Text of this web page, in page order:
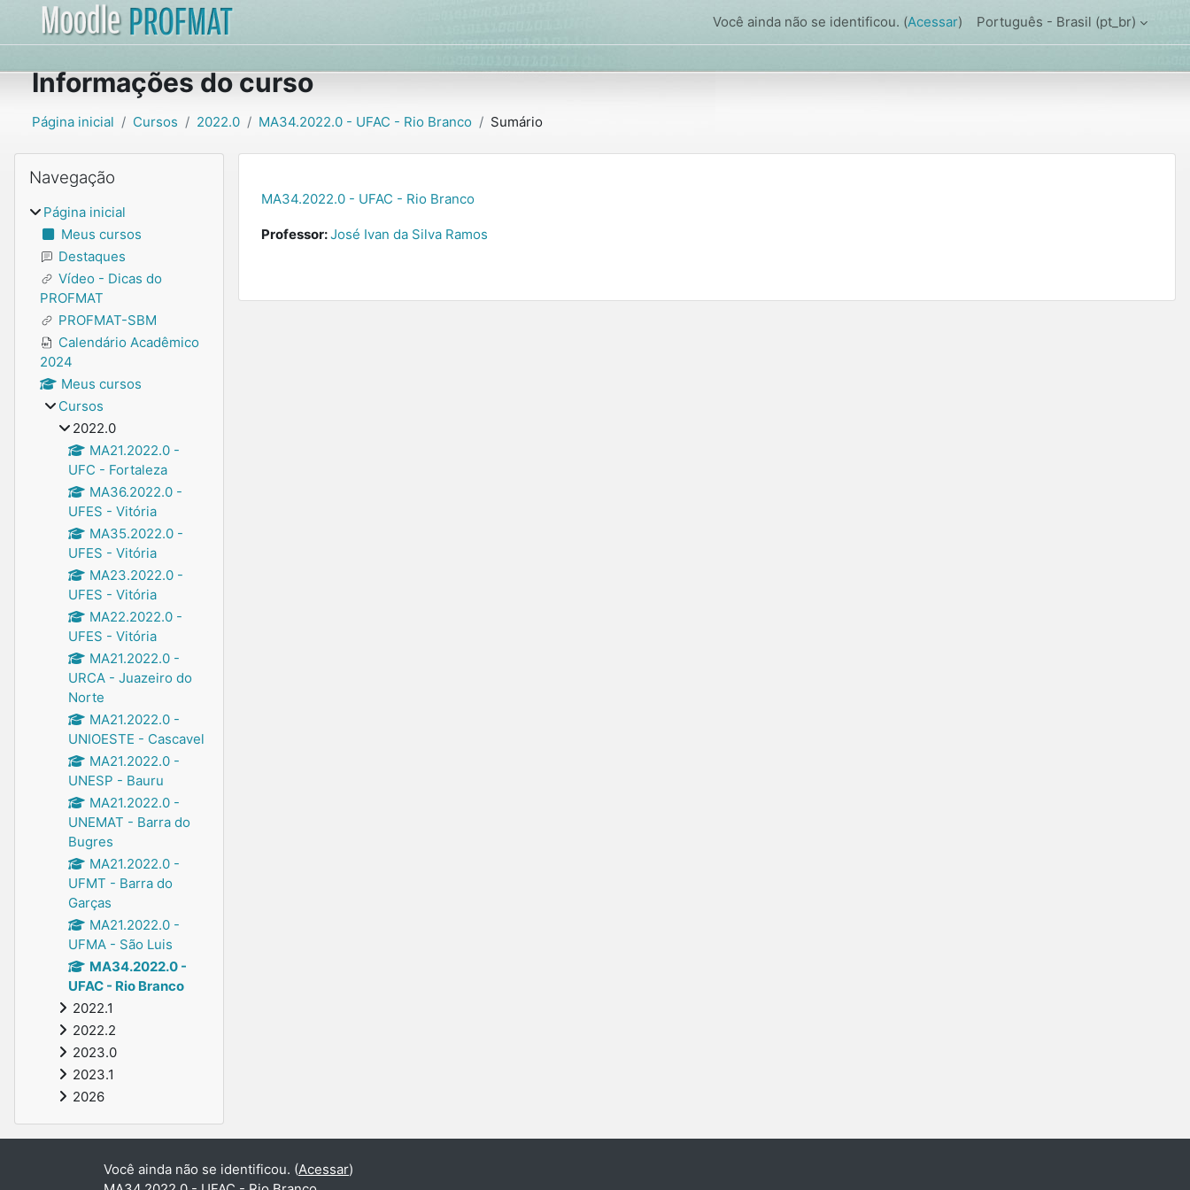
Ir para o conteúdo principal
Português - Brasil ‎(pt_br)‎
Você ainda não se identificou. (Acessar)
Informações do curso
Página inicial Cursos 2022.0 MA34.2022.0 - UFAC - Rio Branco Sumário
MA34.2022.0 - UFAC - Rio Branco
Professor:José Ivan da Silva Ramos
Blocos
Navegação
Página inicial
Meus cursos
Destaques
Vídeo - Dicas do
PROFMAT
PROFMAT-SBM
Calendário Acadêmico
2024
Meus cursos
Cursos
2022.0
MA21.2022.0 -
UFC - Fortaleza
MA36.2022.0 -
UFES - Vitória
MA35.2022.0 -
UFES - Vitória
MA23.2022.0 -
UFES - Vitória
MA22.2022.0 -
UFES - Vitória
MA21.2022.0 -
URCA - Juazeiro do
Norte
MA21.2022.0 -
UNIOESTE - Cascavel
MA21.2022.0 -
UNESP - Bauru
MA21.2022.0 -
UNEMAT - Barra do
Bugres
MA21.2022.0 -
UFMT - Barra do
Garças
MA21.2022.0 -
UFMA - São Luis
MA34.2022.0 -
UFAC - Rio Branco
2022.1
2022.2
2023.0
2023.1
2026
Você ainda não se identificou. (Acessar)